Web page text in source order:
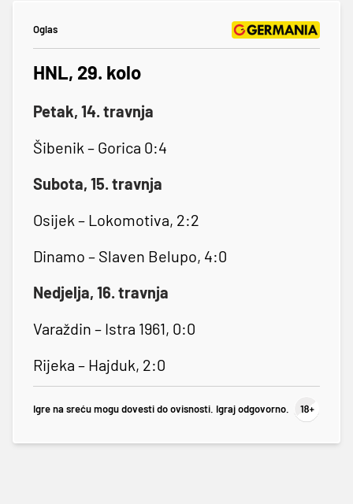
Oglas
HNL, 29. kolo
Petak, 14. travnja
Šibenik – Gorica 0:4
Subota, 15. travnja
Osijek – Lokomotiva, 2:2
Dinamo – Slaven Belupo, 4:0
Nedjelja, 16. travnja
Varaždin – Istra 1961, 0:0
Rijeka – Hajduk, 2:0
Igre na sreću mogu dovesti do ovisnosti. Igraj odgovorno.